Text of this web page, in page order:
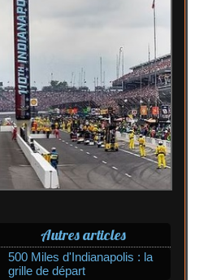
Autres articles
500 Miles d'Indianapolis : la
grille de départ